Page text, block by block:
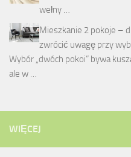
wełny …
Mieszkanie 2 pokoje –
zwrócić uwagę przy
Wybór „dwóch pokoi” bywa
ale w …
WIĘCEJ